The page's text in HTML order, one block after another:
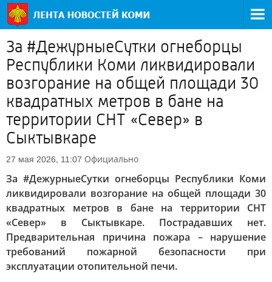
За #ДежурныеСутки огнеборцы
Республики Коми ликвидировали
возгорание на общей площади 30
квадратных метров в бане на
территории СНТ «Север» в
Сыктывкаре
27 мая 2026, 11:07 Официально
За #ДежурныеСутки огнеборцы Республики Коми
ликвидировали возгорание на общей площади 30
квадратных метров в бане на территории СНТ
«Север» в Сыктывкаре. Пострадавших нет.
Предварительная причина пожара – нарушение
требований пожарной безопасности при
эксплуатации отопительной печи.